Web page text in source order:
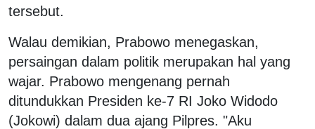
tersebut.
Walau demikian, Prabowo menegaskan,
persaingan dalam politik merupakan hal yang
wajar. Prabowo mengenang pernah
ditundukkan Presiden ke-7 RI Joko Widodo
(Jokowi) dalam dua ajang Pilpres. "Aku